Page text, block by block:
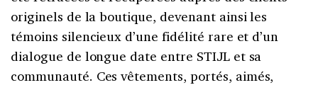
originels de la boutique, devenant ainsi les
témoins silencieux d’une fidélité rare et d’un
dialogue de longue date entre STIJL et sa
communauté. Ces vêtements, portés, aimés,